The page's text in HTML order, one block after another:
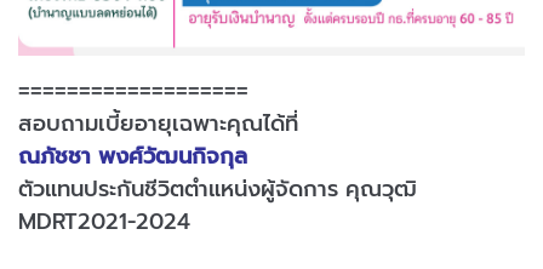
===================
สอบถามเบี้ยอายุเฉพาะคุณได้ที่
ณภัชชา พงศ์วัฒนกิจกุล
ตัวแทนประกันชีวิตตำแหน่งผู้จัดการ คุณวุฒิ
MDRT2021-2024